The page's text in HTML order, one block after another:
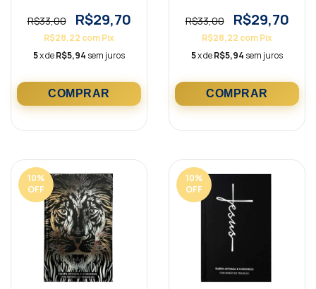
Branca
R$33,00 R$29,70
R$28,22 comPix
5x deR$5,94 sem juros
R$33,00
R$29,70
R$28,22 comPix
5x deR$5,94 sem juros
10%
OFF
10%
OFF